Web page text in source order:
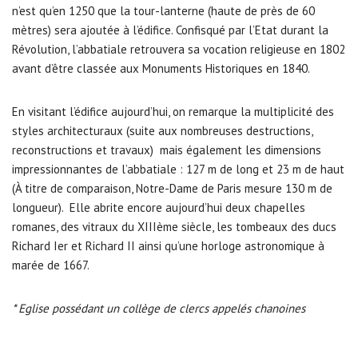
n’est qu’en 1250 que la tour-lanterne (haute de près de 60
mètres) sera ajoutée à l’édifice. Confisqué par l’Etat durant la
Révolution, l’abbatiale retrouvera sa vocation religieuse en 1802
avant d’être classée aux Monuments Historiques en 1840.
En visitant l’édifice aujourd’hui, on remarque la multiplicité des
styles architecturaux (suite aux nombreuses destructions,
reconstructions et travaux) mais également les dimensions
impressionnantes de l’abbatiale : 127 m de long et 23 m de haut
(À titre de comparaison, Notre-Dame de Paris mesure 130 m de
longueur). Elle abrite encore aujourd’hui deux chapelles
romanes, des vitraux du XIIIème siècle, les tombeaux des ducs
Richard Ier et Richard II ainsi qu’une horloge astronomique à
marée de 1667.
* Eglise possédant un collège de clercs appelés chanoines